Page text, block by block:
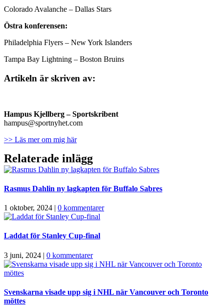
Colorado Avalanche – Dallas Stars
Östra konferensen:
Philadelphia Flyers – New York Islanders
Tampa Bay Lightning – Boston Bruins
Artikeln är skriven av:
Hampus Kjellberg– Sportskribent
hampus@sportnyhet.com
>> Läs mer om mig här
Relaterade inlägg
Rasmus Dahlin ny lagkapten för Buffalo Sabres
1 oktober, 2024 | 0 kommentarer
Laddat för Stanley Cup-final
3 juni, 2024 | 0 kommentarer
Svenskarna visade upp sig i NHL när Vancouver och Toronto
möttes